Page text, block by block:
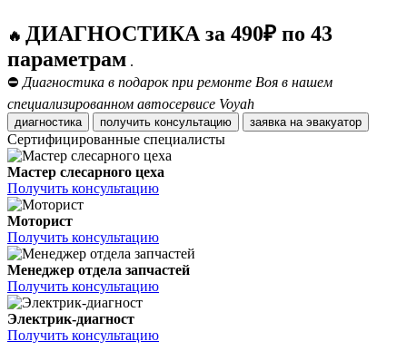
🔥 ДИАГНОСТИКА за 490₽ по 43
параметрам .
⛔ Диагностика в подарок при ремонте Воя в нашем
специализированном автосервисе Voyah
диагностика получить консультацию заявка на эвакуатор
Сертифицированные специалисты
Мастер слесарного цеха
Получить консультацию
Моторист
Получить консультацию
Менеджер отдела запчастей
Получить консультацию
Электрик-диагност
Получить консультацию